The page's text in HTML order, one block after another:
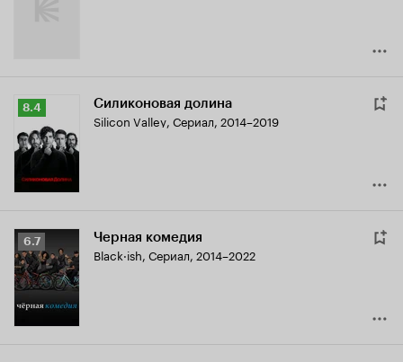
Рейтинг
Кинопоиска
8.4
8.4 Силиконовая долина
Silicon Valley, Сериал, 2014–2019
Рейтинг
Кинопоиска
6.7
6.7 Черная комедия
Black·ish, Сериал, 2014–2022